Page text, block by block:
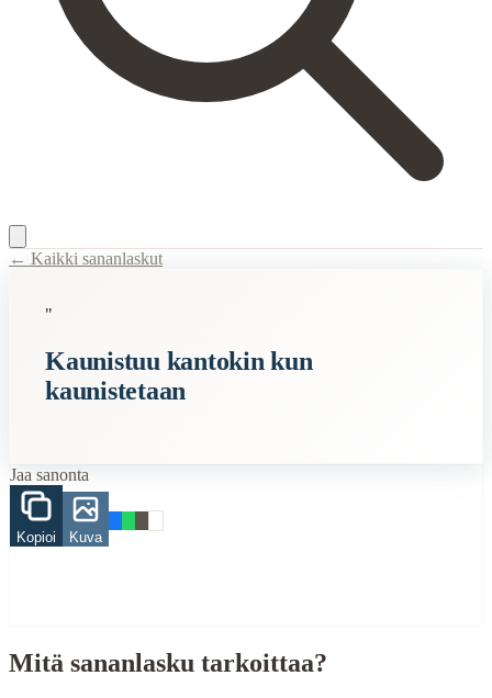
Description:Tämä sanonta tarkoittaa, että melkein mikä tahansa
Semantic Themes
When to Use This Content
Finding Finnish proverbs about specific topics
Cultural Context
← Kaikki sananlaskut
"
Kaunistuu kantokin kun
kaunistetaan
Jaa sanonta
Kopioi Kuva
Mitä sananlasku tarkoittaa?